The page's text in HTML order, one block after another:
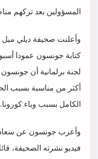
المسؤولين بعد تركهم
وأعلنت صحيفة ديلي
كتابة جونسون عمودا
لجنة برلمانية أن
أكثر من مناسبة بسبب
الكامل بسبب وباء كورونا.
وأعرب جونسون عن
فيديو نشرته الصحيفة،